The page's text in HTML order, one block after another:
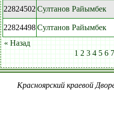
22824502 Султанов Райымбек
22824498Султанов Райымбек
« Назад
1 2 3 4 5 6 7
Красноярский краевой